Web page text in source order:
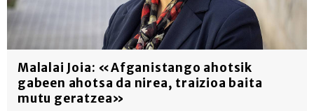
Malalai Joia: «Afganistango ahotsik
gabeen ahotsa da nirea, traizioa baita
mutu geratzea»